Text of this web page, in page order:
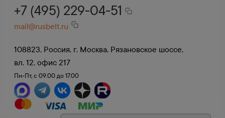
+7 (495) 229-04-51
mail@rusbelt.ru
108823, Россия, г. Москва, Рязановское шоссе,
вл. 12, офис 217
Пн-Пт, с 09.00 до 17.00